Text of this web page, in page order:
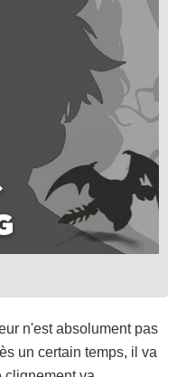
n'est absolument pas
un certain temps, il va